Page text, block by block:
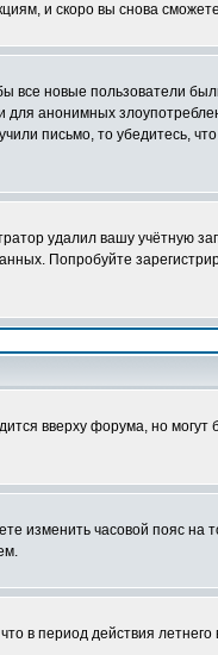
и скоро вы снова
все новые пользователи
для анонимных
письмо, то убедитесь,
удалил вашу учётную
Попробуйте
вверху форума, но
изменить часовой пояс на
в период действия